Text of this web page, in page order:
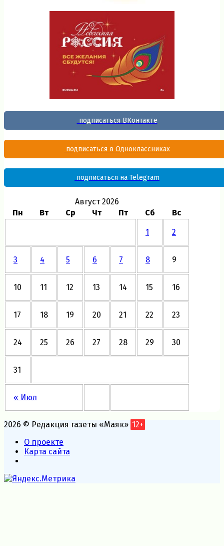
подписаться ВКонтакте
подписаться в Одноклассниках
подписаться на Telegram
Август 2026
Пн
Вт Ср Чт Пт Сб Вс
« Июл
1 2
3 4 5 6 7 8 9
10 11 12 13 14 15 16
17 18 19 20 21 22 23
24 25 26 27 28 29 30
31
2026 © Редакция газеты «Маяк» 12+
О проекте
Карта сайта